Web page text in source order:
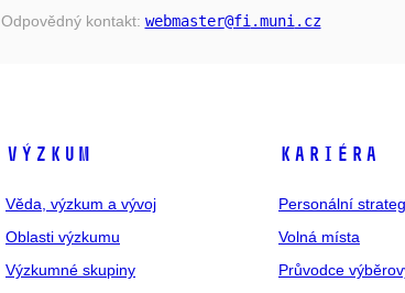
Odpovědný kontakt: webmaster@fi .muni .cz
VÝZKUM
Věda, výzkum a vývoj
Oblasti výzkumu
Výzkumné skupiny
KARIÉRA
Personální
Volná místa
Průvodce